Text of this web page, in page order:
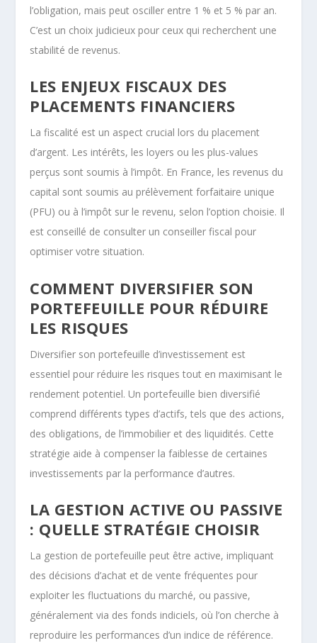
l’obligation, mais peut osciller entre 1 % et 5 % par an.
C’est un choix judicieux pour ceux qui recherchent une
stabilité de revenus.
LES ENJEUX FISCAUX DES
PLACEMENTS FINANCIERS
La fiscalité est un aspect crucial lors du placement
d’argent. Les intérêts, les loyers ou les plus-values
perçus sont soumis à l’impôt. En France, les revenus du
capital sont soumis au prélèvement forfaitaire unique
(PFU) ou à l’impôt sur le revenu, selon l’option choisie. Il
est conseillé de consulter un conseiller fiscal pour
optimiser votre situation.
COMMENT DIVERSIFIER SON
PORTEFEUILLE POUR RÉDUIRE
LES RISQUES
Diversifier son portefeuille d’investissement est
essentiel pour réduire les risques tout en maximisant le
rendement potentiel. Un portefeuille bien diversifié
comprend différents types d’actifs, tels que des actions,
des obligations, de l’immobilier et des liquidités. Cette
stratégie aide à compenser la faiblesse de certaines
investissements par la performance d’autres.
LA GESTION ACTIVE OU PASSIVE
: QUELLE STRATÉGIE CHOISIR
La gestion de portefeuille peut être active, impliquant
des décisions d’achat et de vente fréquentes pour
exploiter les fluctuations du marché, ou passive,
généralement via des fonds indiciels, où l’on cherche à
reproduire les performances d’un indice de référence.